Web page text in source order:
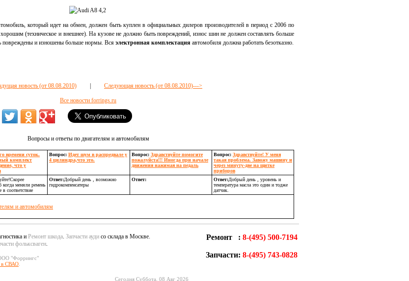
который идет на обмен, должен быть куплен в официальных дилеров производителей в период с 2006 по
(техническое и внешнее). На кузове не должно быть повреждений, износ шин не должен составлять больше
повреждены и изношены больше нормы. Вся электронная комплектация автомобиля должна работать безотказно.
новость (от 08.08.2010) Следующая новость (от 08.08.2010)--->
Все новости forrings.ru
Вопросы и ответы по двигателям и автомобилям
времени суток.
комплект
что у
Вопрос: Идет шум в распредвале у
4 цилиндра,что это.
Вопрос: Здравствуйте помогите
пожалуйста!!! Иногда при начале
движения нажимая на педаль
Вопрос: Здравствуйте! У меня
такая проблема. Завожу машину и
через минуту-две на щитке
приборов
когда меняли ремень
соответствие
Ответ:Добрый день , возможно
гидрокомпенсатеры
Ответ: Ответ:Добрый день , уровень и
температура масла это один и тодже
датчик.
и автомобилям
и Ремонт шкода. Запчасти ауди со склада в Москве.
фольксваген.
"Форрингс"
в СВАО
Ремонт : 8-(495) 500-7194
Запчасти: 8-(495) 743-0828
Сегодня Суббота, 08 Авг 2026